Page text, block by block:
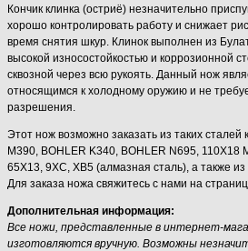
Кончик клинка (остриё) незначительно
хорошо контролировать работу и снижает
время снятия шкур. Клинок выполнен из
высокой износостойкостью и коррозионной
сквозной через всю рукоять. Данный нож
относящимся к холодному оружию и не
разрешения.
Этот нож возможно заказать из таких сталей
M390, BOHLER K340, BOHLER N695,
65Х13, 9ХС, ХВ5 (алмазная сталь), а также из
Для заказа ножа свяжитесь с нами на
Дополнительная информация:
Все ножи, представленные в интернет-
изготовляются вручную. Возможны